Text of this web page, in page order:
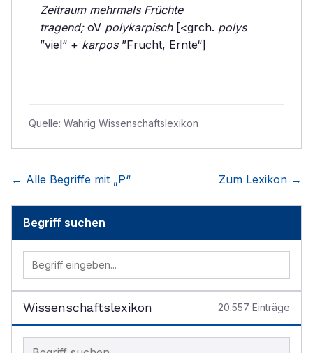
Zeitraum mehrmals Früchte
tragend;oV polykarpisch[<grch. polys
”viel“ + karpos”Frucht, Ernte“]
Quelle: Wahrig Wissenschaftslexikon
← Alle Begriffe mit „P“ Zum Lexikon →
Begriff suchen
Wissenschaftslexikon 20.557 Einträge
Begriff im Lexikon suchen